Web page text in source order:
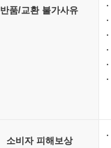
반품/교환 불가사유
소비자 피해보상